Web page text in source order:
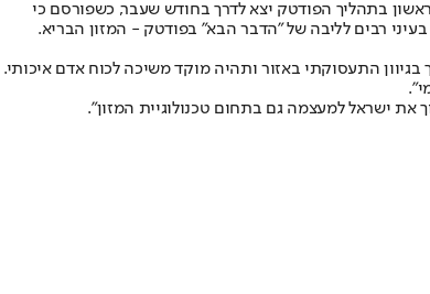
בתהליך הפודטק יצא לדרך בחודש שעבר, כשפורסם כי
רבים לליבה של "הדבר הבא" בפודטק - המזון הבריא.
התעסוקתי באזור ותהיה מוקד משיכה לכוח אדם איכותי.
את ישראל למעצמה גם בתחום טכנולוגיית המזון".